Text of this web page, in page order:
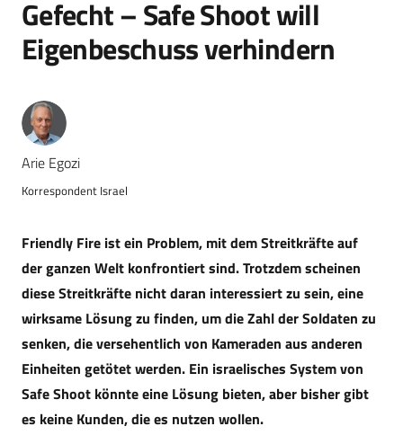
Gefecht – Safe Shoot will
Eigenbeschuss verhindern
Arie Egozi
Korrespondent Israel
Friendly Fire ist ein Problem, mit dem Streitkräfte auf
der ganzen Welt konfrontiert sind. Trotzdem scheinen
diese Streitkräfte nicht daran interessiert zu sein, eine
wirksame Lösung zu finden, um die Zahl der Soldaten zu
senken, die versehentlich von Kameraden aus anderen
Einheiten getötet werden. Ein israelisches System von
Safe Shoot könnte eine Lösung bieten, aber bisher gibt
es keine Kunden, die es nutzen wollen.